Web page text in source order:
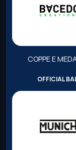
COPPE E
OFFICIAL